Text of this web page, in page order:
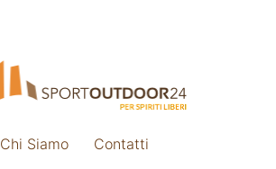
Chi Siamo Contatti